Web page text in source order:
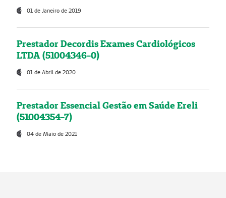
01 de Janeiro de 2019
Prestador Decordis Exames Cardiológicos
LTDA (51004346-0)
01 de Abril de 2020
Prestador Essencial Gestão em Saúde Ereli
(51004354-7)
04 de Maio de 2021